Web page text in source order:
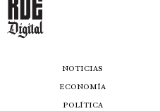
NOTICIAS
ECONOMÍA
POLÍTICA